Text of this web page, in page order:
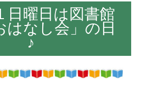
日曜日は図書館
はなし会」の日
♪